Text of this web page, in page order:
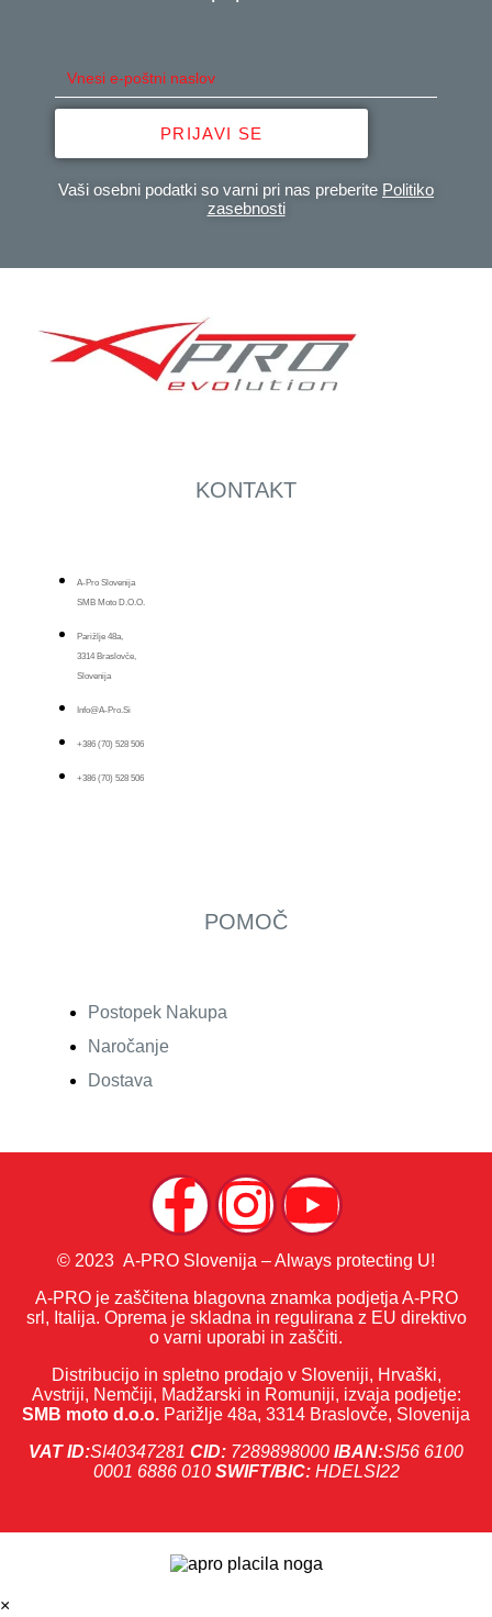
PRIJAVI SE
Vaši osebni podatki so varni pri nas preberite Politiko
zasebnosti
KONTAKT
A-Pro Slovenija
SMB Moto D.o.o.
Parižlje 48a,
3314 Braslovče,
Slovenija
Info@a-Pro.si
+386 (70) 528 506
+386 (70) 528 506
POMOČ
Postopek Nakupa
Naročanje
Dostava
© 2023 A-PRO Slovenija – Always protecting U!
A-PRO je zaščitena blagovna znamka podjetja A-PRO
srl, Italija. Oprema je skladna in regulirana z EU direktivo
o varni uporabi in zaščiti.
Distribucijo in spletno prodajo v Sloveniji, Hrvaški,
Avstriji, Nemčiji, Madžarski in Romuniji, izvaja podjetje:
SMB moto d.o.o. Parižlje 48a, 3314 Braslovče, Slovenija
VAT ID:SI40347281 CID: 7289898000 IBAN:SI56 6100
0001 6886 010 SWIFT/BIC:HDELSI22
×